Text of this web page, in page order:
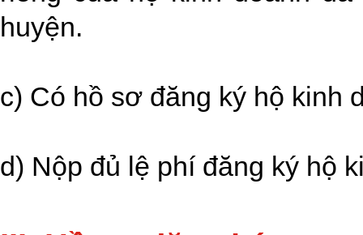
huyện.
c) Có hồ sơ đăng ký hộ kinh
d) Nộp đủ lệ phí đăng ký hộ